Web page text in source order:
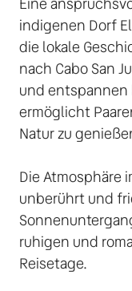
indigenen Dorf
die lokale
nach Cabo San
und entspannen
ermöglicht
Natur zu
Die Atmosphäre
unberührt und
ruhigen und
Reisetage.